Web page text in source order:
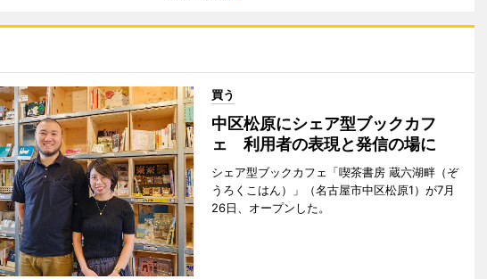
買う
中区松原にシェア型ブックカフ
ェ 利用者の表現と発信の場に
シェア型ブックカフェ「喫茶書房 蔵六湖畔（ぞ
うろくこはん）」（名古屋市中区松原1）が7月
26日、オープンした。